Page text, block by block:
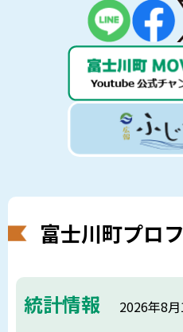
富士川町プロ
統計情報 2026年8